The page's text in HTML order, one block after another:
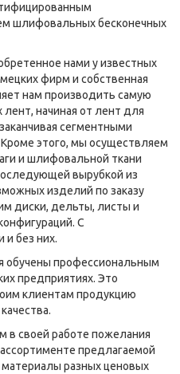
шлифовальных бесконечных
нами у известных
фирм и собственная
нам производить самую
начиная от лент для
сегментными
этого, мы осуществляем
и шлифовальной ткани
вырубкой из
изделий по заказу
диски, дельты, листы и
С
без них.
обучены профессиональным
предприятиях. Это
клиентам продукцию
в своей работе пожелания
предлагаемой
разных ценовых